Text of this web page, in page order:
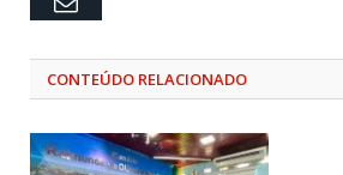
CONTEÚDO RELACIONADO